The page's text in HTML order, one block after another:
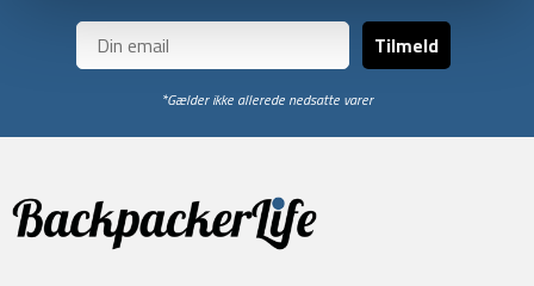
Tilmeld
*Gælder ikke allerede nedsatte varer